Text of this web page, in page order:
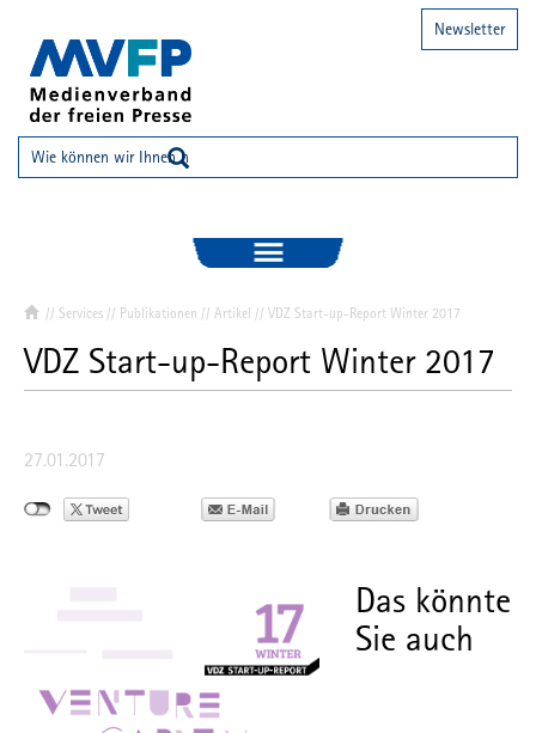
Newsletter
// Services // Publikationen // Artikel // VDZ Start-up-Report Winter 2017
VDZ Start-up-Report Winter 2017
27.01.2017
Das könnte
Sie auch